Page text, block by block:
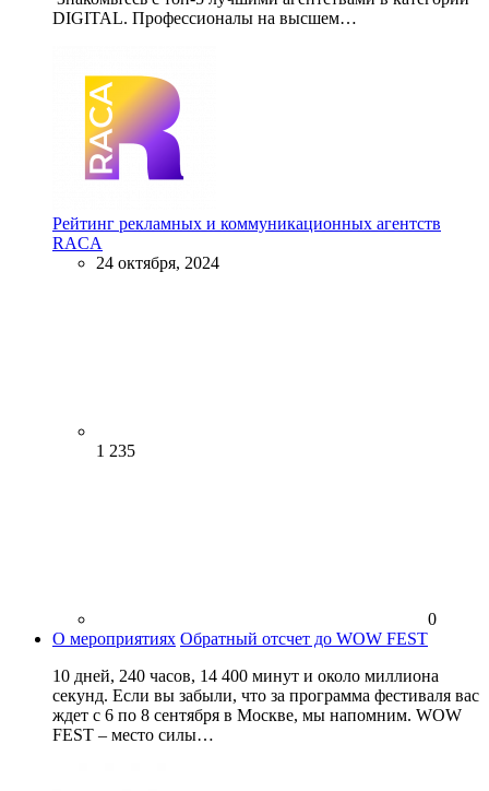
DIGITAL. Профессионалы на высшем…
Рейтинг рекламных и коммуникационных агентств
RACA
24 октября, 2024
1 235
0
О мероприятиях Обратный отсчет до WOW FEST
10 дней, 240 часов, 14 400 минут и около миллиона
секунд. Если вы забыли, что за программа фестиваля вас
ждет с 6 по 8 сентября в Москве, мы напомним. WOW
FEST – место силы…